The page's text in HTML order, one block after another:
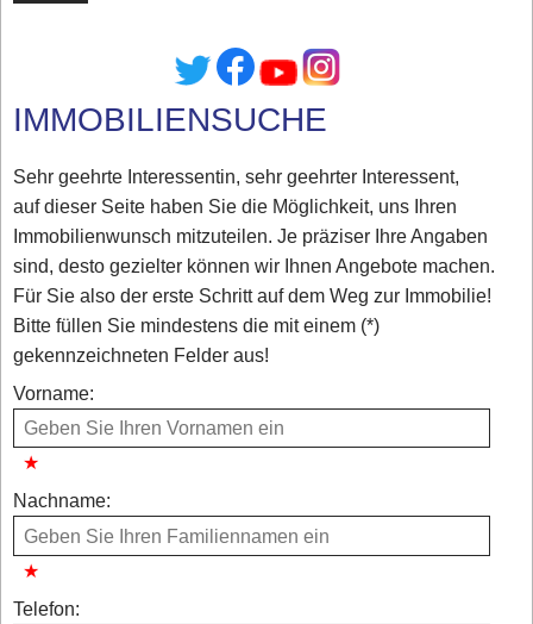
IMMOBILIENSUCHE
Sehr geehrte Interessentin, sehr geehrter Interessent,
auf dieser Seite haben Sie die Möglichkeit, uns Ihren
Immobilienwunsch mitzuteilen. Je präziser Ihre Angaben
sind, desto gezielter können wir Ihnen Angebote machen.
Für Sie also der erste Schritt auf dem Weg zur Immobilie!
Bitte füllen Sie mindestens die mit einem (*)
gekennzeichneten Felder aus!
Vorname:
Nachname:
Telefon: